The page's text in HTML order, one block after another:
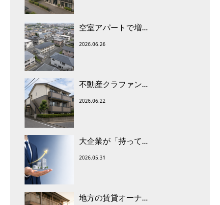
空室アパートで増...
2026.06.26
不動産クラファン...
2026.06.22
大企業が「持って...
2026.05.31
地方の賃貸オーナ...